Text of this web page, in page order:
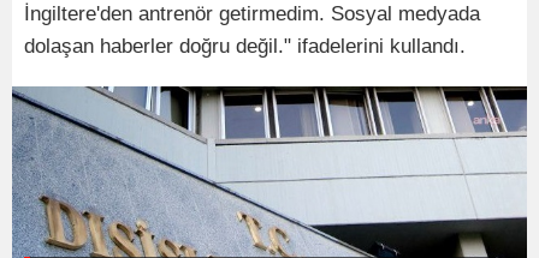
İngiltere'den antrenör getirmedim. Sosyal medyada
dolaşan haberler doğru değil." ifadelerini kullandı.